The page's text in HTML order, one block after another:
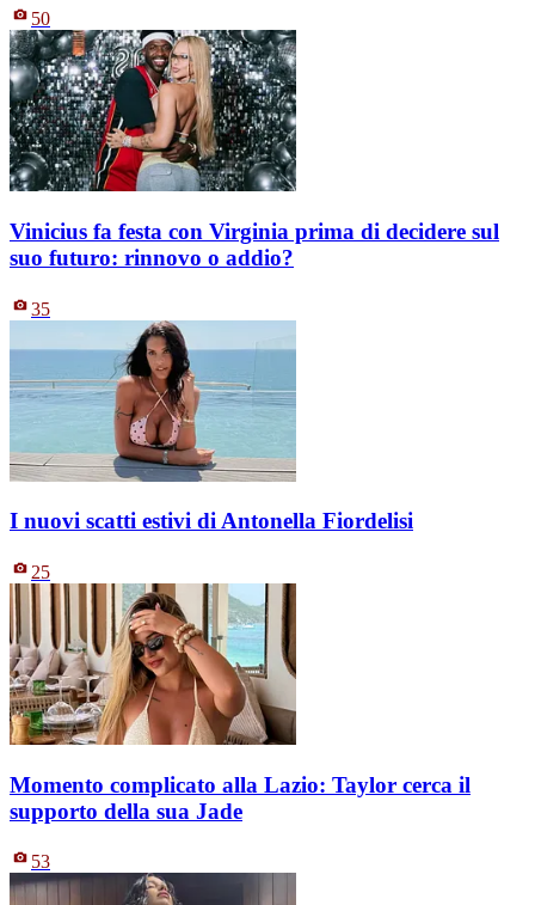
50
Vinicius fa festa con Virginia prima di decidere sul
suo futuro: rinnovo o addio?
35
I nuovi scatti estivi di Antonella Fiordelisi
25
Momento complicato alla Lazio: Taylor cerca il
supporto della sua Jade
53